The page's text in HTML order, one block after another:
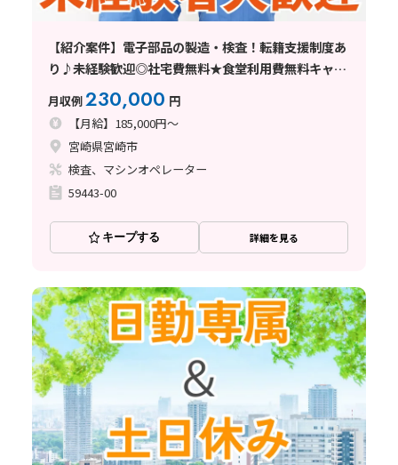
【紹介案件】電子部品の製造・検査！転籍支援制度あ
り♪未経験歓迎◎社宅費無料★食堂利用費無料キャン
ペーン★
月収例230,000 円
【月給】185,000円～
宮崎県宮崎市
検査、マシンオペレーター
59443-00
キープする 詳細を見る